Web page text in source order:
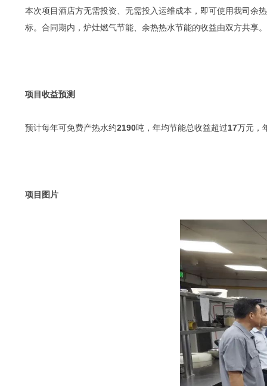
本次项目酒店方无需投资、无需投入运维成本，即可使用我司余
标。合同期内，炉灶燃气节能、余热热水节能的收益由双方共享
项目收益预测
预计每年可免费产热水约2190吨，年均节能总收益超过17万元，
项目图片